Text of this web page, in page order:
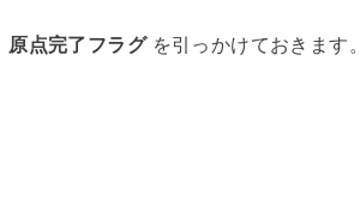
原点完了フラグ を引っかけておきます。